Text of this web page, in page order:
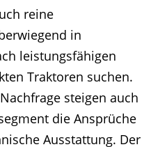
reine
in
leistungsfähigen
Traktoren suchen.
steigen auch
die Ansprüche
Ausstattung. Der